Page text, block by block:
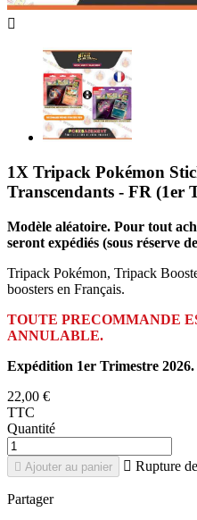

1X Tripack Pokémon
Transcendants - FR (1er
Modèle aléatoire. Pour tout
seront expédiés (sous réserve
Tripack Pokémon, Tripack
boosters en Français.
TOUTE PRECOMMANDE
ANNULABLE.
Expédition 1er Trimestre 2026.
22,00 €
TTC
Quantité
 Ajouter au panier  Rupture
Partager